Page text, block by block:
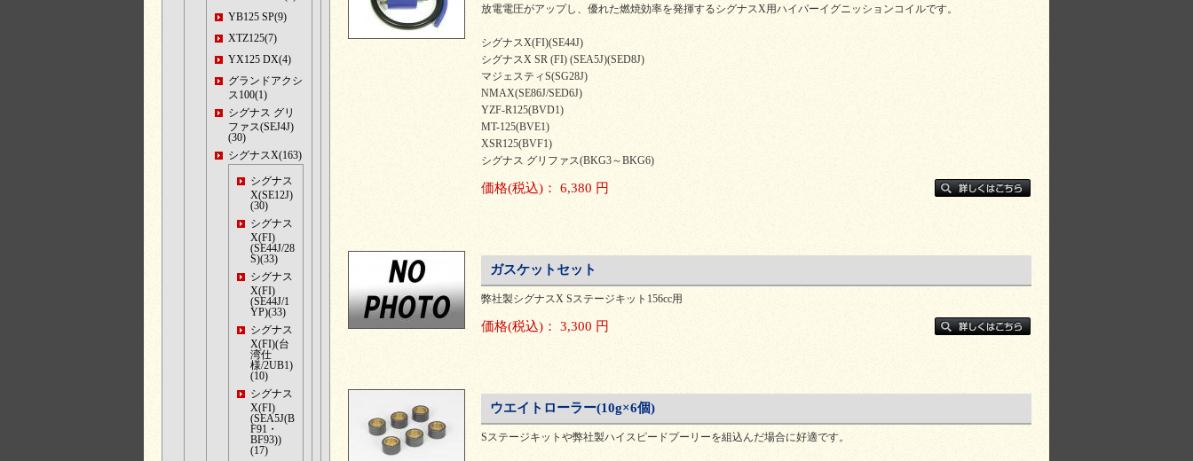
YB125 SP(9)
XTZ125(7)
YX125 DX(4)
グランドアクシ
ス100(1)
シグナス グリ
ファス(SEJ4J)
(30)
シグナスX(163)
シグナス
X(SE12J)
(30)
シグナス
X(FI)
(SE44J/28
S)(33)
シグナス
X(FI)
(SE44J/1
YP)(33)
シグナス
X(FI)(台
湾仕
様/2UB1)
(10)
シグナス
X(FI)
(SEA5J(B
F91・
BF93))
(17)
放電電圧がアップし、優れた燃焼効率を発揮するシグナスX用ハイパーイグニッションコイルです。
シグナスX(FI)(SE44J)
シグナスX SR (FI) (SEA5J)(SED8J)
マジェスティS(SG28J)
NMAX(SE86J/SED6J)
YZF-R125(BVD1)
MT-125(BVE1)
XSR125(BVF1)
シグナス グリファス(BKG3～BKG6)
価格(税込) ： 6,380 円
ガスケットセット
弊社製シグナスX Sステージキット156cc用
価格(税込) ： 3,300 円
ウエイトローラー(10g×6個)
Sステージキットや弊社製ハイスピードプーリーを組込んだ場合に好適です。